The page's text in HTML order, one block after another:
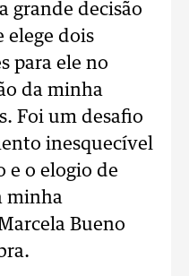
grande decisão
elege dois
para ele no
da minha
Foi um desafio
inesquecível
e o elogio de
minha
Bueno